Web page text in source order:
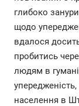
глибоко
щодо
вдалося
пробитись
людям в
населення в